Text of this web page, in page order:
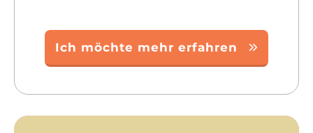
Ich möchte mehr erfahren